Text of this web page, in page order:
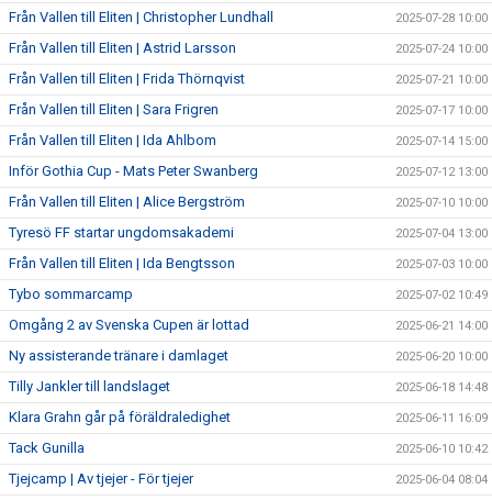
Från Vallen till Eliten | Christopher Lundhall 2025-07-28 10:00
Från Vallen till Eliten | Astrid Larsson 2025-07-24 10:00
Från Vallen till Eliten | Frida Thörnqvist 2025-07-21 10:00
Från Vallen till Eliten | Sara Frigren 2025-07-17 10:00
Från Vallen till Eliten | Ida Ahlbom 2025-07-14 15:00
Inför Gothia Cup - Mats Peter Swanberg 2025-07-12 13:00
Från Vallen till Eliten | Alice Bergström 2025-07-10 10:00
Tyresö FF startar ungdomsakademi 2025-07-04 13:00
Från Vallen till Eliten | Ida Bengtsson 2025-07-03 10:00
Tybo sommarcamp 2025-07-02 10:49
Omgång 2 av Svenska Cupen är lottad 2025-06-21 14:00
Ny assisterande tränare i damlaget 2025-06-20 10:00
Tilly Jankler till landslaget 2025-06-18 14:48
Klara Grahn går på föräldraledighet 2025-06-11 16:09
Tack Gunilla 2025-06-10 10:42
Tjejcamp | Av tjejer - För tjejer 2025-06-04 08:04